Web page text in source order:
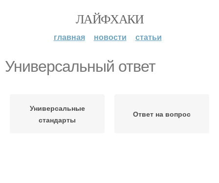
ЛАЙФХАКИ
главная новости статьи
Универсальный ответ
Универсальные
стандарты
Ответ на вопрос